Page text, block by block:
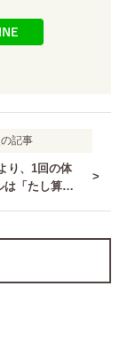
記事
り、1回の体
は「たし算」
>